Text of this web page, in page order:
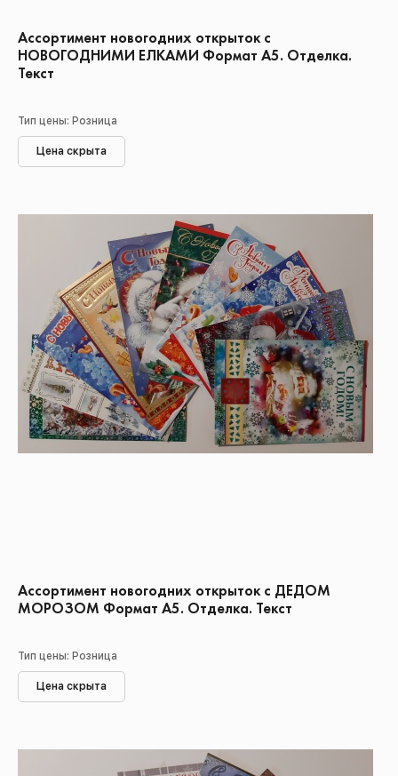
Ассортимент новогодних открыток с
НОВОГОДНИМИ ЕЛКАМИ Формат А5. Отделка.
Текст
Тип цены: Розница
Цена скрыта
Ассортимент новогодних открыток с ДЕДОМ
МОРОЗОМ Формат А5. Отделка. Текст
Тип цены: Розница
Цена скрыта